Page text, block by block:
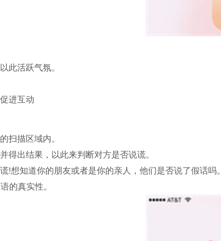
此活跃气氛。
进互动
扫描区域内。
得出结果，以此来判断对方是否说谎。
!想知道你的朋友或者是你的亲人，他们是否说了假话吗。
的真实性。